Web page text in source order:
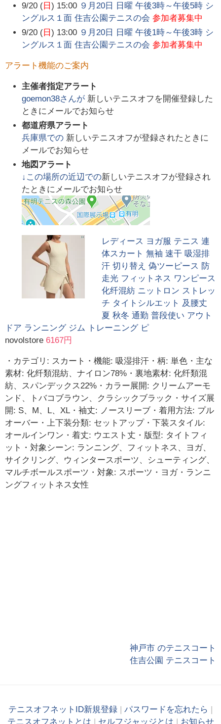
9/20 ( 日) 15:00 ９月20日 日曜 午後3時～午後5時 シ
ングルス１面 住吉公園テニスの会 参加者募集中
9/20 ( 日) 13:00 ９月20日 日曜 午後1時～午後3時 シ
ングルス１面 住吉公園テニスの会 参加者募集中
アラート機能のご案内
主催者指定アラート
goemon38さんが 新しいテニスオフを開催登録した
ときにメールでお知らせ
都道府県アラート
兵庫県での 新しいテニスオフが登録されたときに
メールでお知らせ
地図アラート
↓この場所の近辺での新しいテニスオフが登録され
たときにメールでお知らせ
レディース ヨガ服 テニス 連
体スカート 無袖 速干 吸湿排
汗 切り替え 偽ツーピース 防
走光 フィットネス ワンピース
化纤混紡 ニットロン ストレッ
チ タイトシルエット 及腰丈
夏 秋冬 通勤 普段使い アウト
ドア ランニング ジム トレーニング ピ
novolstore 6167円
・カテゴリ: スカート・機能: 吸湿排汗・柄: 単色・主な
素材: 化纤類混紡、ナイロン78%・裏地素材: 化纤類混
紡、スパンデックス22%・カラー展開: クリームアーモ
ンド、トバコブラウン、クラシックブラック・サイズ展
開: S、M、L、XL・袖丈: ノースリーブ・着用方法: プル
オーバー・上下装分類: セットアップ・下装スタイル:
オールインワン・着丈: ウエスト丈・版型: タイトフィ
ット・対象シーン: ランニング、フィットネス、ヨガ、
サイクリング、ウィンタースポーツ、シューティング、
マルチボールスポーツ・対象: スポーツ・ヨガ・ランニ
ングフィットネス女性
神戸市 のテニスコート
住吉公園 テニスコート
テニスオフネットID新規登録 | パスワードを忘れたら |
テニスオフネットとは | セルフジャッジとは | お知らせ